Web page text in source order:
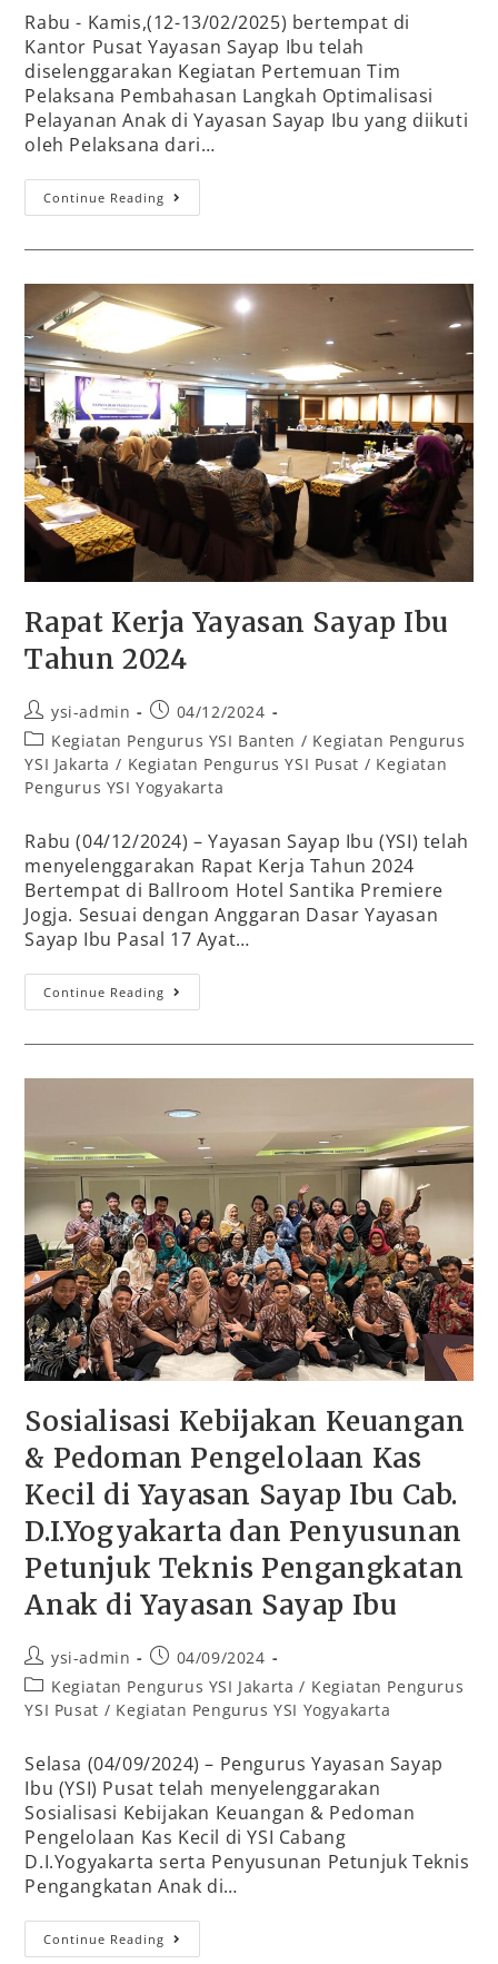
Rabu - Kamis,(12-13/02/2025) bertempat di
Kantor Pusat Yayasan Sayap Ibu telah
diselenggarakan Kegiatan Pertemuan Tim
Pelaksana Pembahasan Langkah Optimalisasi
Pelayanan Anak di Yayasan Sayap Ibu yang diikuti
oleh Pelaksana dari…
Continue Reading
Rapat Kerja Yayasan Sayap Ibu
Tahun 2024
ysi-admin
04/12/2024
Kegiatan Pengurus YSI Banten / Kegiatan Pengurus
YSI Jakarta / Kegiatan Pengurus YSI Pusat / Kegiatan
Pengurus YSI Yogyakarta
Rabu (04/12/2024) – Yayasan Sayap Ibu (YSI) telah
menyelenggarakan Rapat Kerja Tahun 2024
Bertempat di Ballroom Hotel Santika Premiere
Jogja. Sesuai dengan Anggaran Dasar Yayasan
Sayap Ibu Pasal 17 Ayat…
Continue Reading
Sosialisasi Kebijakan Keuangan
& Pedoman Pengelolaan Kas
Kecil di Yayasan Sayap Ibu Cab.
D.I.Yogyakarta dan Penyusunan
Petunjuk Teknis Pengangkatan
Anak di Yayasan Sayap Ibu
ysi-admin
04/09/2024
Kegiatan Pengurus YSI Jakarta / Kegiatan Pengurus
YSI Pusat / Kegiatan Pengurus YSI Yogyakarta
Selasa (04/09/2024) – Pengurus Yayasan Sayap
Ibu (YSI) Pusat telah menyelenggarakan
Sosialisasi Kebijakan Keuangan & Pedoman
Pengelolaan Kas Kecil di YSI Cabang
D.I.Yogyakarta serta Penyusunan Petunjuk Teknis
Pengangkatan Anak di…
Continue Reading